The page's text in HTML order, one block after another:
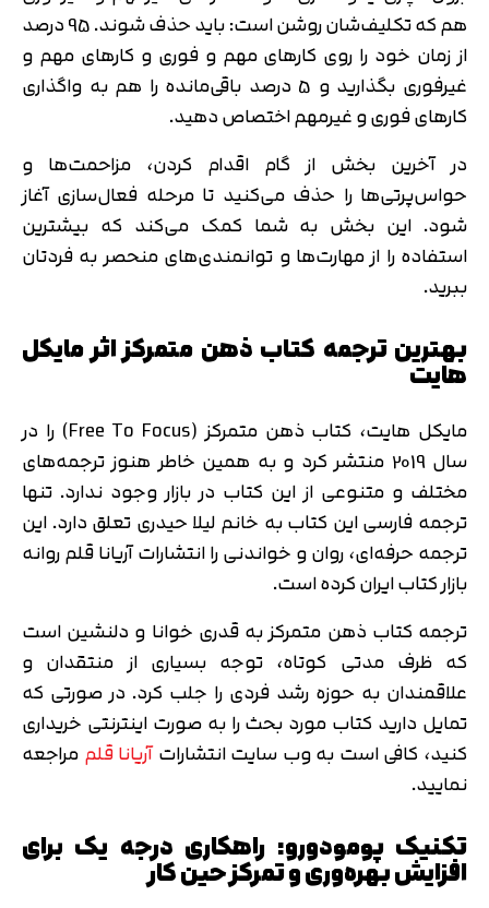
هم که تکلیف‌شان روشن است: باید حذف شوند.‌ 95 درصد
از زمان خود را روی کارهای مهم و فوری و کارهای مهم و
غیرفوری بگذارید و 5 درصد باقی‌مانده را هم به واگذاری
کارهای فوری و غیرمهم اختصاص دهید.
در آخرین بخش از گام اقدام کردن، مزاحمت‌ها و
حواس‌پرتی‌ها را حذف می‌کنید تا مرحله فعال‌سازی آغاز
شود. این بخش به شما کمک می‌کند که بیشترین
استفاده را از مهارت‌ها و توانمندی‌های منحصر به فردتان
ببرید.
بهترین ترجمه کتاب ذهن متمرکز اثر مایکل
هایت
مایکل هایت، کتاب ذهن متمرکز (Free To Focus) را در
سال 2019 منتشر کرد و به همین خاطر هنوز ترجمه‌های
مختلف و متنوعی از این کتاب در بازار وجود ندارد. تنها
ترجمه فارسی این کتاب به خانم لیلا حیدری تعلق دارد. این
ترجمه حرفه‌ای، روان و خواندنی را انتشارات آریانا قلم روانه
بازار کتاب ایران کرده است.
ترجمه کتاب ذهن متمرکز به قدری خوانا و دلنشین است
که ظرف مدتی کوتاه، توجه بسیاری از منتقدان و
علاقمندان به حوزه رشد فردی را جلب کرد. در صورتی که
تمایل دارید کتاب مورد بحث را به صورت اینترنتی خریداری
کنید، کافی است به وب سایت انتشاراتآریانا قلممراجعه
نمایید.
تکنیک پومودورو: راهکاری درجه یک برای
افزایش بهره‌وری و تمرکز حین کار